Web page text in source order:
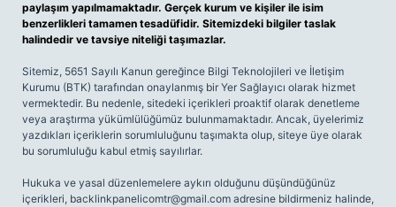
paylaşım yapılmamaktadır. Gerçek kurum ve kişiler ile isim
benzerlikleri tamamen tesadüfidir. Sitemizdeki bilgiler taslak
halindedir ve tavsiye niteliği taşımazlar.
Sitemiz, 5651 Sayılı Kanun gereğince Bilgi Teknolojileri ve İletişim
Kurumu (BTK) tarafından onaylanmış bir Yer Sağlayıcı olarak hizmet
vermektedir. Bu nedenle, sitedeki içerikleri proaktif olarak denetleme
veya araştırma yükümlülüğümüz bulunmamaktadır. Ancak, üyelerimiz
yazdıkları içeriklerin sorumluluğunu taşımakta olup, siteye üye olarak
bu sorumluluğu kabul etmiş sayılırlar.
Hukuka ve yasal düzenlemelere aykırı olduğunu düşündüğünüz
içerikleri, backlinkpanelicomtr@gmail.com adresine bildirmeniz halinde,